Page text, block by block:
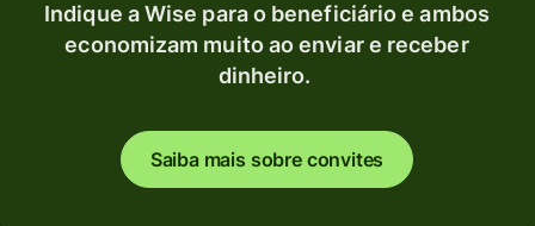
Indique a Wise para o beneficiário e ambos
economizam muito ao enviar e receber
dinheiro.
Saiba mais sobre convites